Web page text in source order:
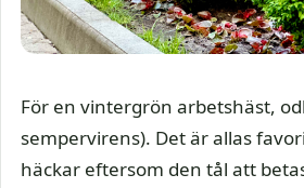
För en vintergrön arbetshäst,
sempervirens). Det är allas
häckar eftersom den tål att